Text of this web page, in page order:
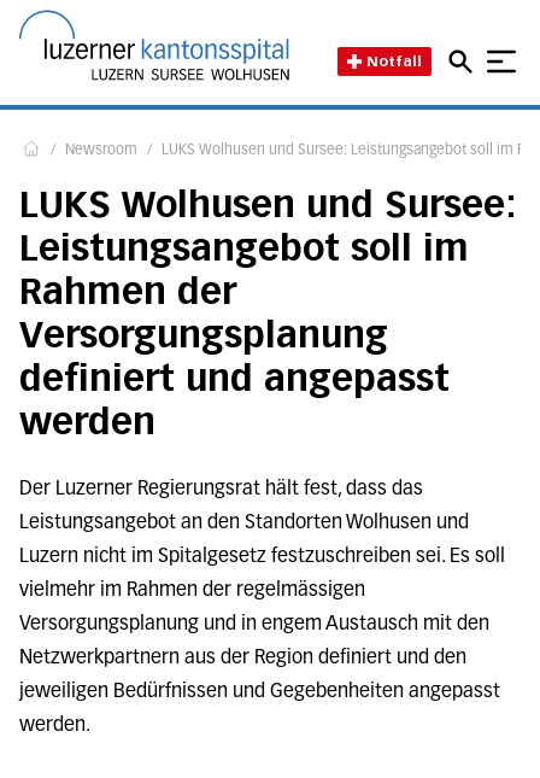
Notfall
/ Newsroom / LUKS Wolhusen und Sursee: Leistungsangebot soll im
LUKS Wolhusen und Sursee:
Leistungsangebot soll im
Rahmen der
Versorgungsplanung
definiert und angepasst
werden
Der Luzerner Regierungsrat hält fest, dass das
Leistungsangebot an den Standorten Wolhusen und
Luzern nicht im Spitalgesetz festzuschreiben sei. Es soll
vielmehr im Rahmen der regelmässigen
Versorgungsplanung und in engem Austausch mit den
Netzwerkpartnern aus der Region definiert und den
jeweiligen Bedürfnissen und Gegebenheiten angepasst
werden.